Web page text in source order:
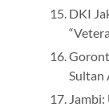
DKI
Sultan